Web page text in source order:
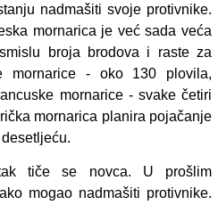
nadmašiti svoje protivnike.
mornarica je već sada veća
broja brodova i raste za
mornarice - oko 130 plovila,
mornarice - svake četiri
mornarica planira pojačanje
tiče se novca. U prošlim
mogao nadmašiti protivnike.